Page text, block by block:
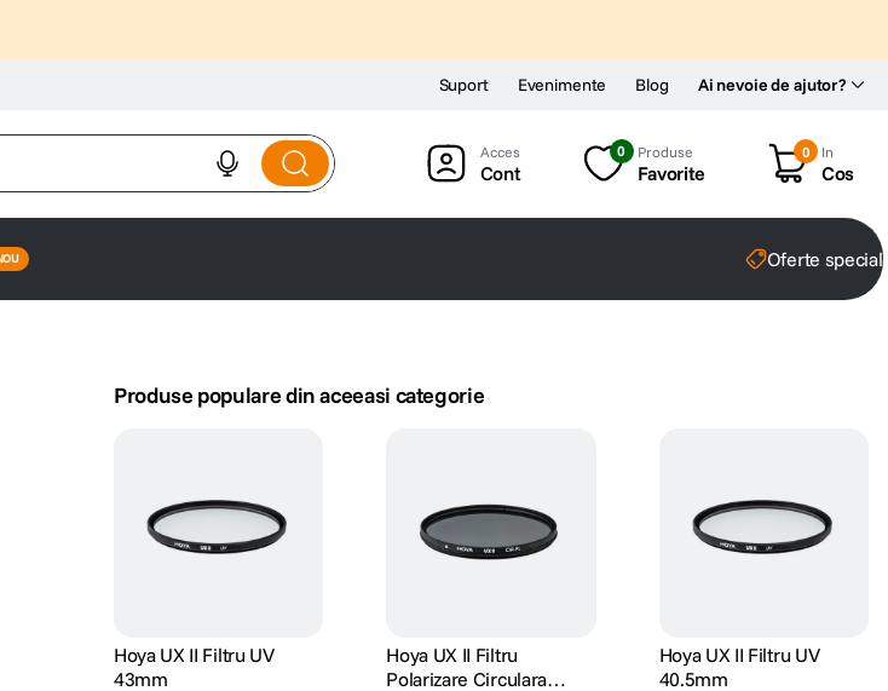
Ai nevoie de ajutor?
Suport Evenimente Blog
Cont
0 Produse
Favorite
0 In
Cos
Oferte
Produse populare din aceeasi categorie
Hoya UX II Filtru UV
43mm
Hoya UX II Filtru
Polarizare Circulara
Hoya UX II Filtru UV
40.5mm